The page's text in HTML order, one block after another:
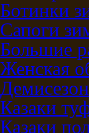
Ботинки
Сапоги
Большие
Женская
Казаки
Казаки